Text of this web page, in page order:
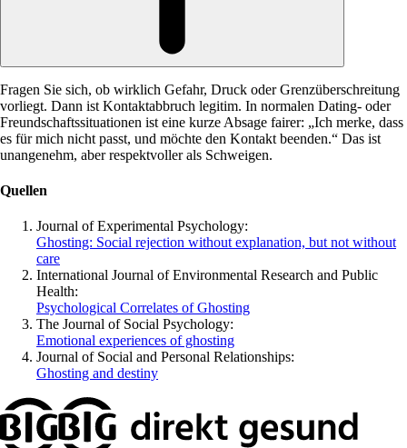
Fragen Sie sich, ob wirklich Gefahr, Druck oder Grenzüberschreitung
vorliegt. Dann ist Kontaktabbruch legitim. In normalen Dating- oder
Freundschaftssituationen ist eine kurze Absage fairer: „Ich merke, dass
es für mich nicht passt, und möchte den Kontakt beenden.“ Das ist
unangenehm, aber respektvoller als Schweigen.
Quellen
Journal of Experimental Psychology:
Ghosting: Social rejection without explanation, but not without
care
International Journal of Environmental Research and Public
Health:
Psychological Correlates of Ghosting
The Journal of Social Psychology:
Emotional experiences of ghosting
Journal of Social and Personal Relationships:
Ghosting and destiny